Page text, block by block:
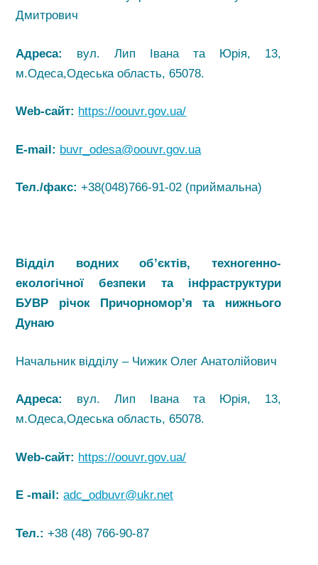
Дмитрович
Адреса:
вул. Лип Івана та Юрія, 13,
м.Одеса,Одеська область, 65078.
Web-сайт: https://oouvr.gov.ua/
E-mail: buvr_odesa@oouvr.gov.ua
Тел./факс: +38(048)766-91-02 (приймальна)
Відділ водних об’єктів, техногенно-
екологічної безпеки та інфраструктури
БУВР річок Причорномор’я та нижнього
Дунаю
Начальник відділу – Чижик Олег Анатолійович
Адреса:
вул. Лип Івана та Юрія, 13,
м.Одеса,Одеська область, 65078.
Web-сайт: https://oouvr.gov.ua/
E -mail: adc_odbuvr@ukr.net
Тел.: +38 (48) 766-90-87